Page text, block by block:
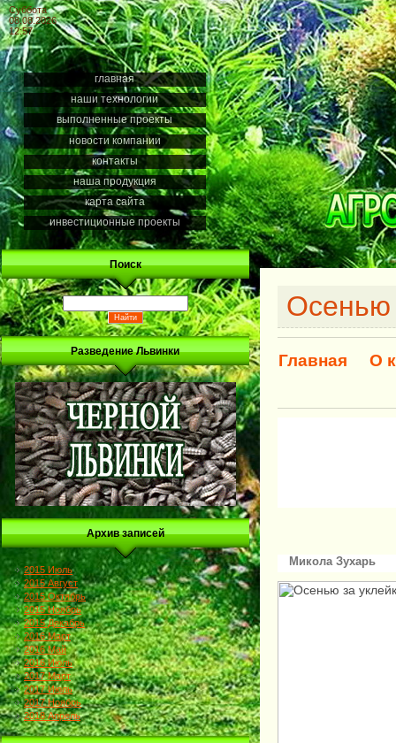
Суббота
08.08.2026
12:57
главная
наши технологии
выполненные проекты
новости компании
контакты
наша продукция
карта сайта
инвестиционные проекты
Поиск
Разведение Львинки
Архив записей
2015 Июль
2015 Август
2015 Октябрь
2015 Ноябрь
2015 Декабрь
2016 Март
2016 Май
2016 Июль
2017 Март
2017 Июль
2017 Ноябрь
2018 Апрель
Осенью
Главная О
Микола Зухарь